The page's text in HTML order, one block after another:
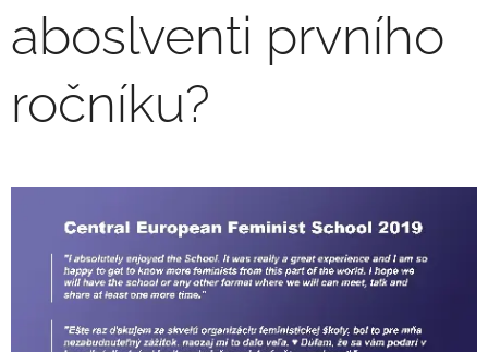
aboslventi prvního
ročníku?